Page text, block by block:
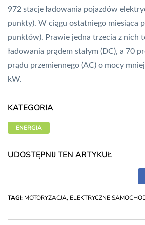
972 stacje ładowania pojazdów
punkty). W ciągu ostatniego miesiąca
punktów). Prawie jedna trzecia z nich
ładowania prądem stałym (DC), a 70
prądu przemiennego (AC) o mocy
kW.
KATEGORIA
ENERGIA
UDOSTĘPNIJ TEN ARTYKUŁ
TAGI: MOTORYZACJA, ELEKTRYCZNE